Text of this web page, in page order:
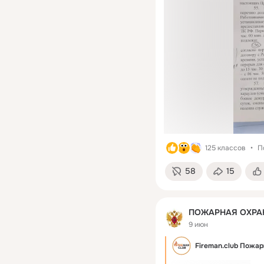
125 классов
58 15
ПОЖАРНАЯ
9 июн
Fireman.club